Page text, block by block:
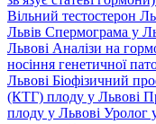
Вільний тестостерон
Львів Спермограма у
Львові Аналізи на
носіння генетичної
Львові Біофізичний
(КТГ) плоду у Львові
плоду у Львові Уролог